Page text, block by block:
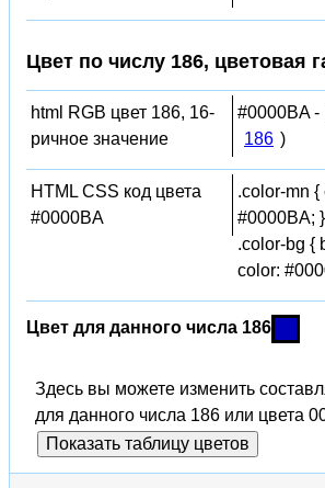
Цвет по числу 186, цветовая
html RGB цвет 186, 16-
ричное значение
#0000BA -
186 )
HTML CSS код цвета
#0000BA
.color-mn {
#0000BA; }
.color-bg {
color:
Цвет для данного числа 186
Здесь вы можете изменить
для данного числа 186 или цвета
Показать таблицу цветов